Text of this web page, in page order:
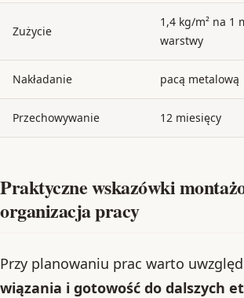
Zużycie
1,4 kg/m² na 1
warstwy
Nakładanie pacą metalową
Przechowywanie 12 miesięcy
Praktyczne wskazówki
organizacja pracy
Przy planowaniu prac warto
wiązania i gotowość do dalszych